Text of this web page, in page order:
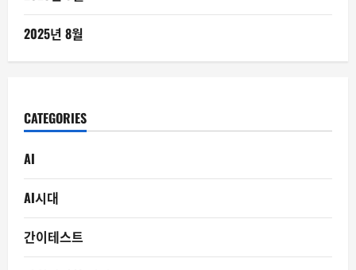
2025년 8월
CATEGORIES
AI
AI시대
간이테스트